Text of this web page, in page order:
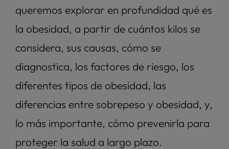
queremos explorar en profundidad qué es
la obesidad, a partir de cuántos kilos se
considera, sus causas, cómo se
diagnostica, los factores de riesgo, los
diferentes tipos de obesidad, las
diferencias entre sobrepeso y obesidad, y,
lo más importante, cómo prevenirla para
proteger la salud a largo plazo.